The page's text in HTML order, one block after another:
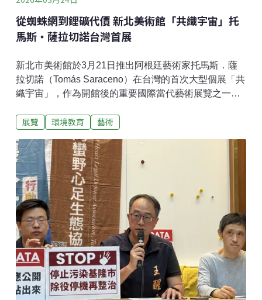
從蜘蛛網到鋰礦代價 新北美術館「共織宇宙」托
馬斯・薩拉切諾台灣首展
新北市美術館於3月21日推出阿根廷藝術家托馬斯．薩
拉切諾（Tomás Saraceno）在台灣的首次大型個展「共
織宇宙」，作為開館後的重要國際當代藝術展覽之一，
術如何介入環境與社會變遷的當代命題。展覽以「網
結關係，透過沉浸式裝置、聲音作品與社群參與計畫，
引導觀眾重新感知人類與空氣、蜘蛛、雲層、孢子與宇
宙之間的關係，進而反思自身在世界中的位置。藝術家
現居柏林，長期關注生態與科技議題，並與科學家合
作，將蜘蛛網、空氣流動與宇宙結構轉化為可被身體感
知的藝術經驗。從微觀蜘蛛絲到宇宙尺度 我們如何被連
結本展呈現多件代表作品，包括由多種蜘蛛共同編織的
〈關注之網〉，以及將蜘蛛網轉化為宇宙圖像的〈如何
將宇宙陷入蛛網？〉。大型裝置〈算法．韻律〉則開放
觀眾進入其中，在移動與震動之間，感受自身成為網絡
一部分的經驗。展覽
展覽 環境教育 藝術